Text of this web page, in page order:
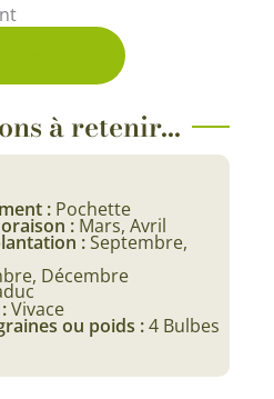
à retenir...
: Pochette
: Mars, Avril
:Septembre,
Décembre
Vivace
ou poids :4 Bulbes